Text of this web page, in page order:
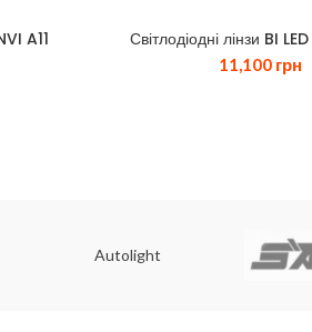
A11 Світлодіодні лінзи BI
11,100 грн
Autolight